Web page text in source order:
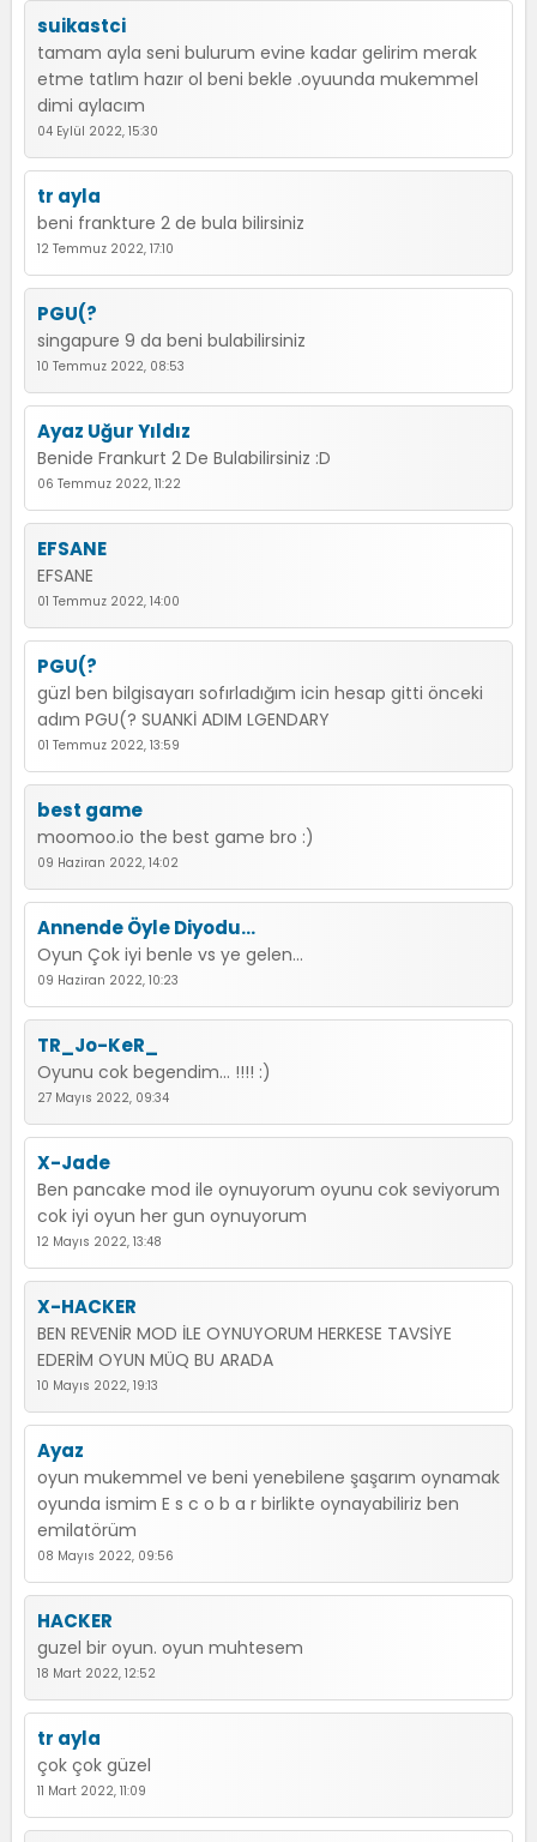
suikastci
tamam ayla seni bulurum evine kadar gelirim merak
etme tatlım hazır ol beni bekle .oyuunda mukemmel
dimi aylacım
04 Eylül 2022, 15:30
tr ayla
beni frankture 2 de bula bilirsiniz
12 Temmuz 2022, 17:10
PGU(?
singapure 9 da beni bulabilirsiniz
10 Temmuz 2022, 08:53
Ayaz Uğur Yıldız
Benide Frankurt 2 De Bulabilirsiniz :D
06 Temmuz 2022, 11:22
EFSANE
EFSANE
01 Temmuz 2022, 14:00
PGU(?
güzl ben bilgisayarı sofırladığım icin hesap gitti önceki
adım PGU(? SUANKİ ADIM LGENDARY
01 Temmuz 2022, 13:59
best game
moomoo.io the best game bro :)
09 Haziran 2022, 14:02
Annende Öyle Diyodu...
Oyun Çok iyi benle vs ye gelen...
09 Haziran 2022, 10:23
TR_Jo-KeR_
Oyunu cok begendim... !!!! :)
27 Mayıs 2022, 09:34
X-Jade
Ben pancake mod ile oynuyorum oyunu cok seviyorum
cok iyi oyun her gun oynuyorum
12 Mayıs 2022, 13:48
X-HACKER
BEN REVENİR MOD İLE OYNUYORUM HERKESE TAVSİYE
EDERİM OYUN MÜQ BU ARADA
10 Mayıs 2022, 19:13
Ayaz
oyun mukemmel ve beni yenebilene şaşarım oynamak
oyunda ismim E s c o b a r birlikte oynayabiliriz ben
emilatörüm
08 Mayıs 2022, 09:56
HACKER
guzel bir oyun. oyun muhtesem
18 Mart 2022, 12:52
tr ayla
çok çok güzel
11 Mart 2022, 11:09